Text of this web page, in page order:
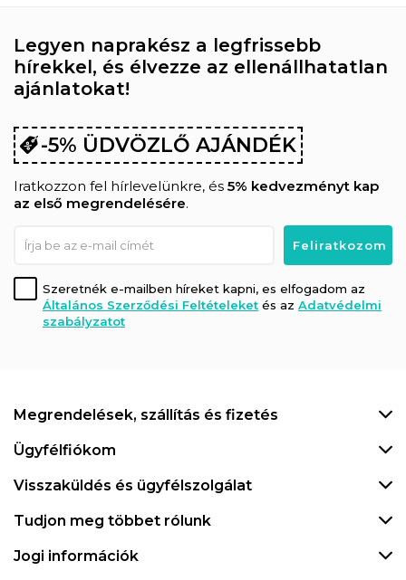
Legyen naprakész a legfrissebb
hírekkel, és élvezze az ellenállhatatlan
ajánlatokat!
-5% ÜDVÖZLŐ AJÁNDÉK
Iratkozzon fel hírlevelünkre, és 5% kedvezményt kap
az első megrendelésére.
Szeretnék e-mailben híreket kapni, es elfogadom az
Általános Szerződési Feltételeket és az Adatvédelmi
szabályzatot
Megrendelések, szállítás és fizetés
Ügyfélfiókom
Visszaküldés és ügyfélszolgálat
Tudjon meg többet rólunk
Jogi információk